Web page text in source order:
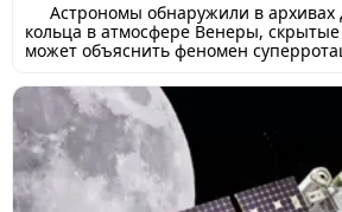
Астрономы обнаружили в архивах
кольца в атмосфере Венеры,
может объяснить феномен